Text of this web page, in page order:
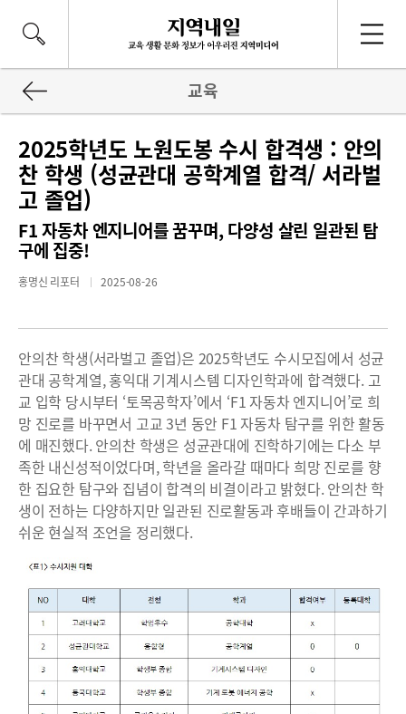
교육
2025학년도 노원도봉 수시 합격생 : 안의
찬 학생 (성균관대 공학계열 합격/ 서라벌
고 졸업)
F1 자동차 엔지니어를 꿈꾸며, 다양성 살린 일관된 탐
구에 집중!
홍명신 리포터 2025-08-26
안의찬 학생(서라벌고 졸업)은 2025학년도 수시모집에서 성균
관대 공학계열, 홍익대 기계시스템 디자인학과에 합격했다. 고
교 입학 당시부터 ‘토목공학자’에서 ‘F1 자동차 엔지니어’로 희
망 진로를 바꾸면서 고교 3년 동안 F1 자동차 탐구를 위한 활동
에 매진했다. 안의찬 학생은 성균관대에 진학하기에는 다소 부
족한 내신성적이었다며, 학년을 올라갈 때마다 희망 진로를 향
한 집요한 탐구와 집념이 합격의 비결이라고 밝혔다. 안의찬 학
생이 전하는 다양하지만 일관된 진로활동과 후배들이 간과하기
쉬운 현실적 조언을 정리했다.